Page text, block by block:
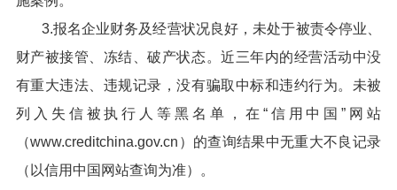
3.报名企业财务及经营状况良好，未处于被责令停业、
财产被接管、冻结、破产状态。近三年内的经营活动中没
有重大违法、违规记录，没有骗取中标和违约行为。未被
列入失信被执行人等黑名单，在“信用中国”网站
（www.creditchina.gov.cn）的查询结果中无重大不良记录
（以信用中国网站查询为准）。